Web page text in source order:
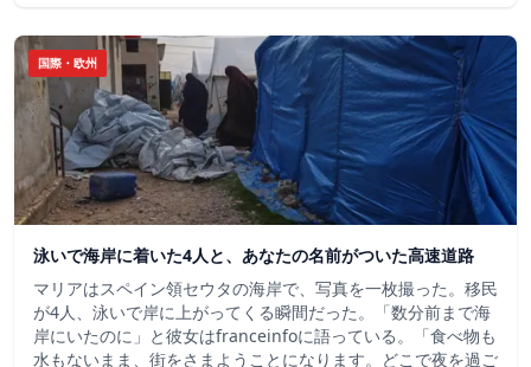
国際・欧州
泳いで海岸に着いた4人と、あなたの名前がついた高速道路
マリアはスペイン領セウタの海岸で、写真を一枚撮った。移民
が4人、泳いで岸に上がってくる瞬間だった。「数分前まで海
岸にいたのに」と彼女はfranceinfoに語っている。「食べ物も
水もないまま、街をさまようことになります。どこで夜を過ご